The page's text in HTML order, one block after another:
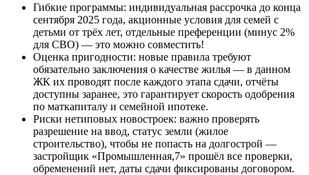
Гибкие программы: индивидуальная рассрочка до конца
сентября 2025 года, акционные условия для семей с
детьми от трёх лет, отдельные преференции (минус 2%
для СВО) — это можно совместить!
Оценка пригодности: новые правила требуют
обязательно заключения о качестве жилья — в данном
ЖК их проводят после каждого этапа сдачи, отчёты
доступны заранее, это гарантирует скорость одобрения
по маткапиталу и семейной ипотеке.
Риски нетиповых новостроек: важно проверять
разрешение на ввод, статус земли (жилое
строительство), чтобы не попасть на долгострой —
застройщик «Промышленная,7» прошёл все проверки,
обременений нет, даты сдачи фиксированы договором.